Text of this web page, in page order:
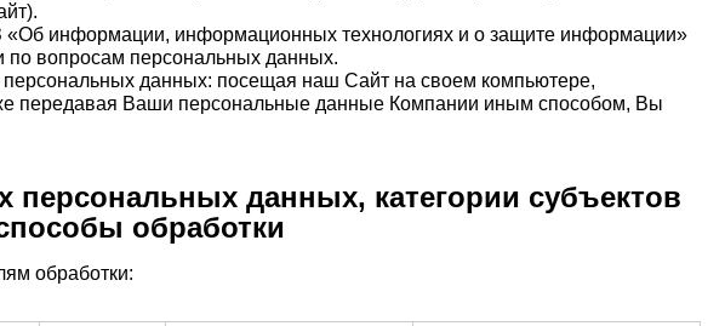
«Об информации, информационных технологиях и о защите информации»
вопросам персональных данных.
персональных данных: посещая наш Сайт на своем компьютере,
передавая Ваши персональные данные Компании иным способом, Вы
данных, категории субъектов
обработки
обработки: